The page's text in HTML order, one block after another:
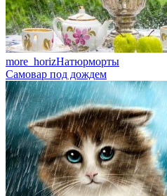
more_horizНатюрморты
Самовар под дождем